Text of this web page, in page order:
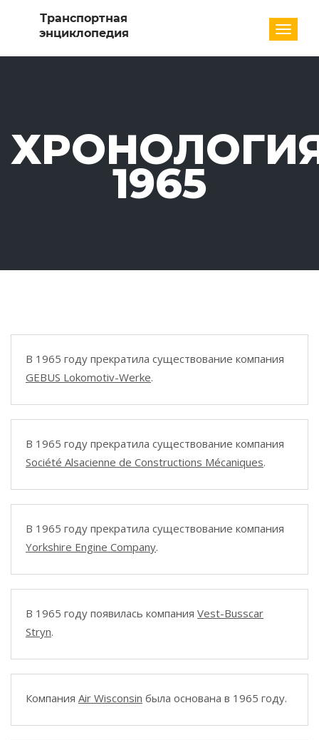
1965
В 1965 году прекратила существование компания
GEBUS Lokomotiv-Werke.
В 1965 году прекратила существование компания
Société Alsacienne de Constructions Mécaniques.
В 1965 году прекратила существование компания
Yorkshire Engine Company.
В 1965 году появилась компания Vest-Busscar
Stryn.
Компания Air Wisconsin была основана в 1965 году.